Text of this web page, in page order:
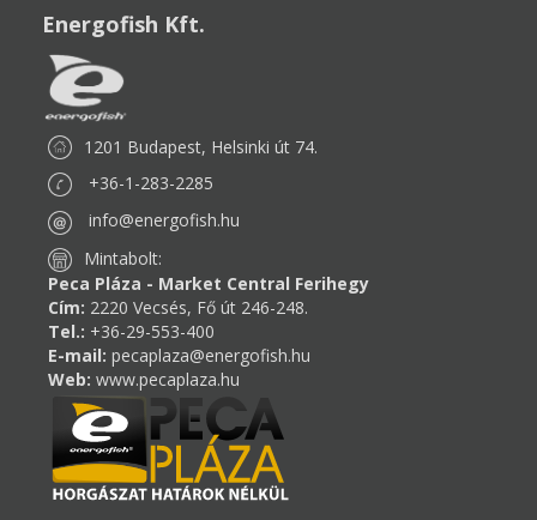
Energofish Kft.
1201 Budapest, Helsinki út 74.
+36-1-283-2285
info@energofish.hu
Mintabolt:
Peca Pláza - Market Central Ferihegy
Cím: 2220 Vecsés, Fő út 246-248.
Tel.: +36-29-553-400
E-mail: pecaplaza@energofish.hu
Web: www.pecaplaza.hu